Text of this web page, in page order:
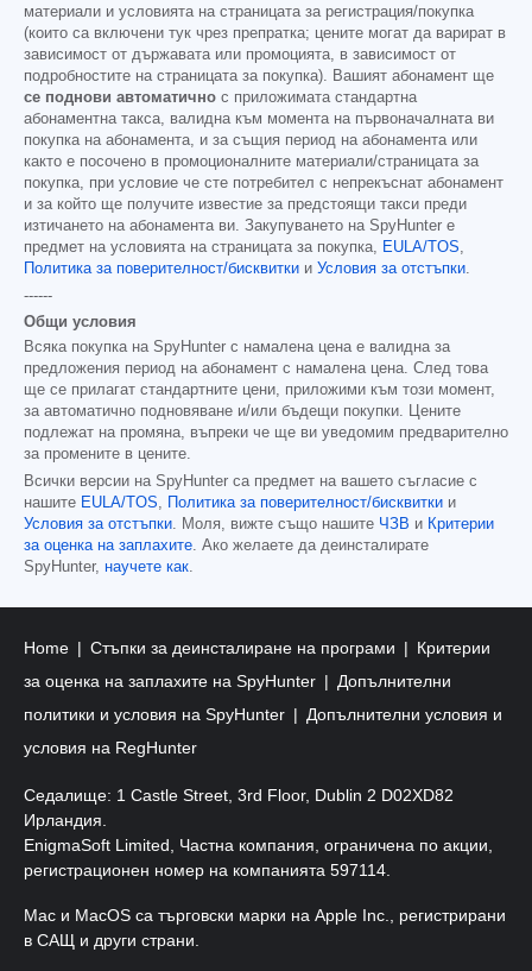
материали и условията на страницата за регистрация/покупка
(които са включени тук чрез препратка; цените могат да варират в
зависимост от държавата или промоцията, в зависимост от
подробностите на страницата за покупка). Вашият абонамент ще
се поднови автоматично с приложимата стандартна
абонаментна такса, валидна към момента на първоначалната ви
покупка на абонамента, и за същия период на абонамента или
както е посочено в промоционалните материали/страницата за
покупка, при условие че сте потребител с непрекъснат абонамент
и за който ще получите известие за предстоящи такси преди
изтичането на абонамента ви. Закупуването на SpyHunter е
предмет на условията на страницата за покупка,
EULA/TOS
Политика за поверителност/бисквитки и Условия за отстъпки
------
Общи условия
Всяка покупка на SpyHunter с намалена цена е валидна за
предложения период на абонамент с намалена цена. След това
ще се прилагат стандартните цени, приложими към този момент,
за автоматично подновяване и/или бъдещи покупки. Цените
подлежат на промяна, въпреки че ще ви уведомим предварително
за промените в цените.
Всички версии на SpyHunter са предмет на вашето съгласие с
нашите EULA/TOS Политика за поверителност/бисквитки и
Условия за отстъпки . Моля, вижте също нашите ЧЗВ и Критерии
за оценка на заплахите . Ако желаете да деинсталирате
SpyHunter, научете как
Home Стъпки за деинсталиране на програми
Критерии
за оценка на заплахите на SpyHunter
Допълнителни
политики и условия на SpyHunter
Допълнителни условия и
условия на RegHunter
Седалище: 1 Castle Street, 3rd Floor, Dublin 2 D02XD82
Ирландия.
EnigmaSoft Limited, Частна компания, ограничена по акции,
регистрационен номер на компанията 597114.
Mac и MacOS са търговски марки на Apple Inc., регистрирани
в САЩ и други страни.